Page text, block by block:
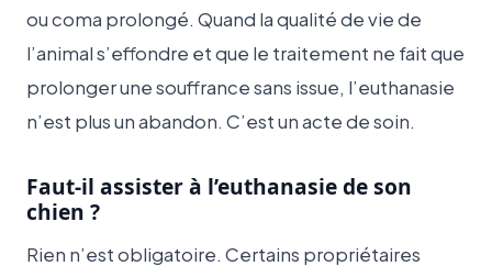
ou coma prolongé. Quand la qualité de vie de
l’animal s’effondre et que le traitement ne fait que
prolonger une souffrance sans issue, l’euthanasie
n’est plus un abandon. C’est un acte de soin.
Faut-il assister à l’euthanasie de son
chien ?
Rien n’est obligatoire. Certains propriétaires